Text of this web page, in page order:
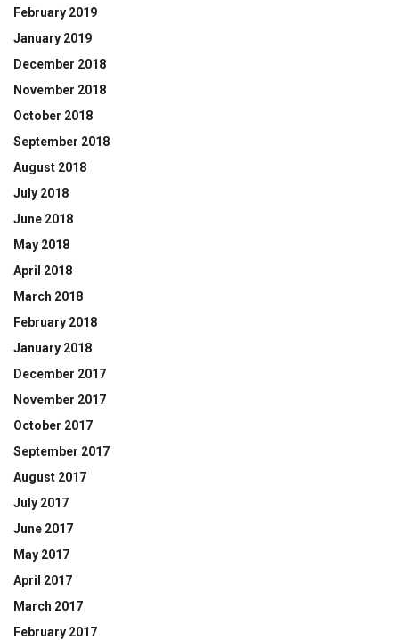
February 2019
January 2019
December 2018
November 2018
October 2018
September 2018
August 2018
July 2018
June 2018
May 2018
April 2018
March 2018
February 2018
January 2018
December 2017
November 2017
October 2017
September 2017
August 2017
July 2017
June 2017
May 2017
April 2017
March 2017
February 2017